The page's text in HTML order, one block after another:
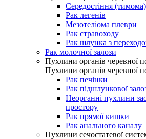
Середостіння (тимома)
Рак легенів
Мезотеліома плеври
Рак стравоходу
Рак шлунка з
Рак молочної залози
Пухлини органів черевної
Пухлини органів черевної
Рак печінки
Рак підшлункової
Неорганні пухлини
простору
Рак прямої кишки
Рак анального каналу
Пухлини сечостатевої